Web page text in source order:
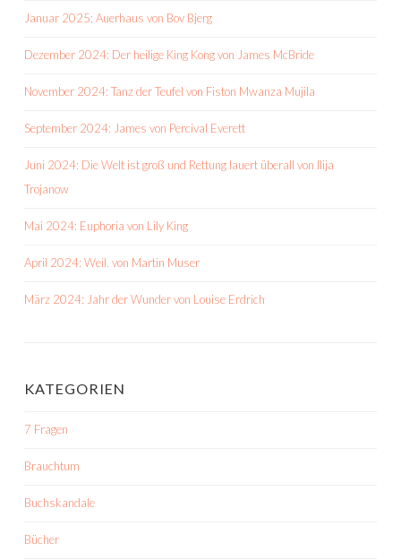
Januar 2025: Auerhaus von Bov Bjerg
Dezember 2024: Der heilige King Kong von James McBride
November 2024: Tanz der Teufel von Fiston Mwanza Mujila
September 2024: James von Percival Everett
Juni 2024: Die Welt ist groß und Rettung lauert überall von Ilija
Trojanow
Mai 2024: Euphoria von Lily King
April 2024: Weil. von Martin Muser
März 2024: Jahr der Wunder von Louise Erdrich
KATEGORIEN
7 Fragen
Brauchtum
Buchskandale
Bücher